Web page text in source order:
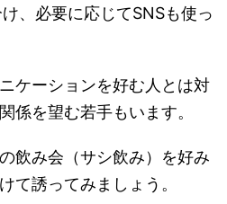
、必要に応じてSNSも使っ
ケーションを好む人とは対
係を望む若手もいます。
飲み会（サシ飲み）を好み
て誘ってみましょう。